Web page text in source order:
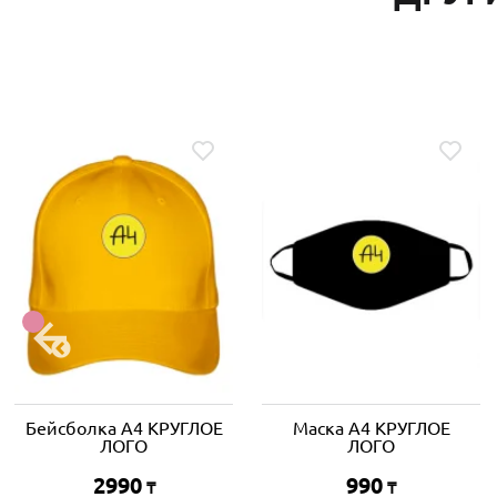
Бейсболка A4 КРУГЛОЕ
ЛОГО
2990 ₸
Маска A4 КРУГЛОЕ
ЛОГО
990 ₸